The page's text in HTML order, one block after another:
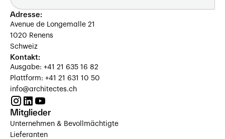
Adresse:
Avenue de Longemalle 21
1020 Renens
Schweiz
Kontakt:
Ausgabe: +41 21 635 16 82
Plattform: +41 21 631 10 50
info@architectes.ch
Mitglieder
Unternehmen & Bevollmächtigte
Lieferanten